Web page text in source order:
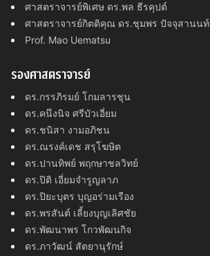
ศาสตราจารย์พิเศษ ดร.พล ธีรคุปต์
ศาสตราจารย์กิตติคุณ ดร.ชุมพร ปัจจุสานนท์
Prof. Mao Uematsu
รองศาสตราจารย์
ดร.กรรภิรมย์ โกมลารชุน
ดร.คนึงนิจ ศรีบัวเอี่ยม
ดร.ชนิสา งามอภิชน
ดร.ณรงค์เดช สรุโฆษิต
ดร.ปานทิพย์ พฤกษาชลวิทย์
ดร.ปิติ เอี่ยมจำรูญลาภ
ดร.ปิยะบุตร บุญอร่ามเรือง
ดร.พรสันต์ เลี้ยงบุญเลิศชัย
ดร.พัฒนาพร โกวพัฒนกิจ
ดร.ภาวัฒน์ สัตยานุรักษ์